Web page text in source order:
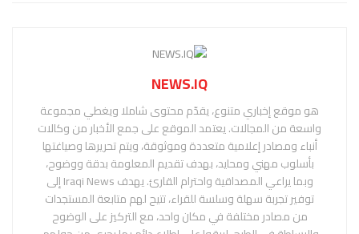
NEWS.IQ
هو موقع إخباري متنوع، يقدّم محتوى شاملا ويغطي مجموعة
واسعة من المجالات. يعتمد الموقع على جمع الأخبار من وكالات
أنباء ومصادر إعلامية متعددة وموثوقة، ويتم تحريرها وصياغتها
بأسلوب مهني ومحايد، بهدف تقديم المعلومة بدقة ووضوح،
وبما يراعي المصداقية واحترام القارئ. يهدف Iraqi News إلى
توفير تجربة سهلة وسلسة للقراء، تتيح لهم متابعة المستجدات
من مصادر مختلفة في مكان واحد، مع التركيز على الوضوح